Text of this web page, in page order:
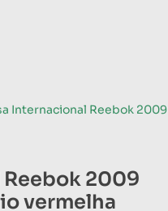
Internacional Reebok 2009
2009
vermelha